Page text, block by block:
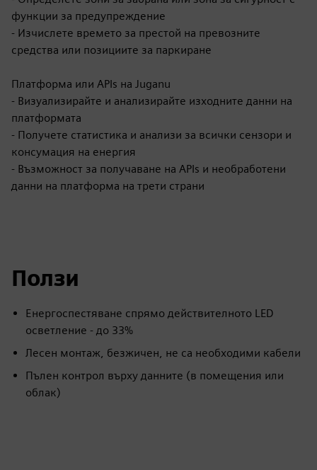
функции за предупреждение
- Изчислете времето за престой на превозните
средства или позициите за паркиране
Платформа или APIs на Juganu
- Визуализирайте и анализирайте изходните данни на
платформата
- Получете статистика и анализи за всички сензори и
консумация на енергия
- Възможност за получаване на APIs и необработени
данни на платформа на трети страни
Ползи
Енергоспестяване спрямо действителното LED
осветление - до 33%
Лесен монтаж, безжичен, не са необходими кабели
Пълен контрол върху данните (в помещения или
облак)